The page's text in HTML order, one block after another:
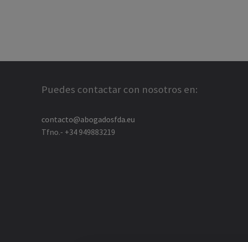
Puedes contactar con nosotros en:
contacto@abogadosfda.eu
Tfno.- +34 949883219